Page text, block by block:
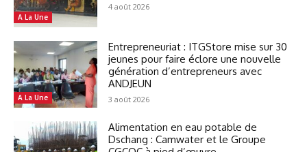
A La Une
4 août 2026
A La Une
Entrepreneuriat : ITGStore mise sur 30
jeunes pour faire éclore une nouvelle
génération d’entrepreneurs avec
ANDJEUN
3 août 2026
Alimentation en eau potable de
Dschang : Camwater et le Groupe